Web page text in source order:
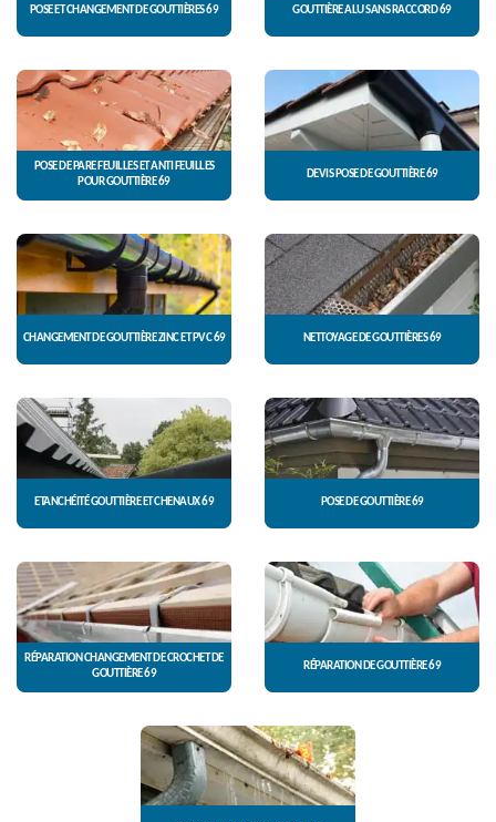
POSE ET CHANGEMENT DE GOUTTIÈRES 69 GOUTTIÈRE ALU SANS RACCORD 69
POSE DE PARE FEUILLES ET ANTI FEUILLES
POUR GOUTTIÈRE 69
DEVIS POSE DE GOUTTIÈRE 69
CHANGEMENT DE GOUTTIÈRE ZINC ET PVC 69 NETTOYAGE DE GOUTTIÈRES 69
ETANCHÉITÉ GOUTTIÈRE ET CHENAUX 69 POSE DE GOUTTIÈRE 69
RÉPARATION CHANGEMENT DE CROCHET DE
GOUTTIÈRE 69
RÉPARATION DE GOUTTIÈRE 69